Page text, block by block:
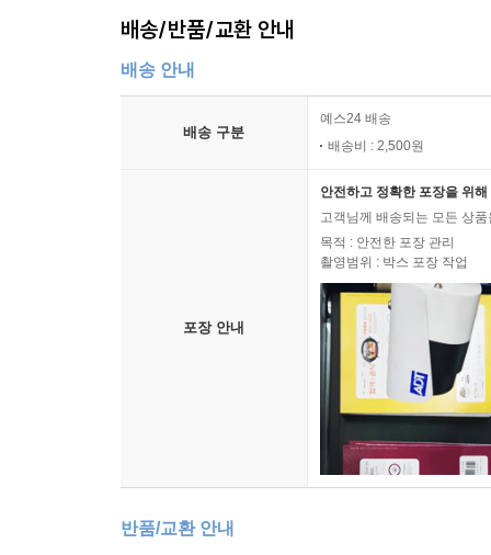
배송/반품/교환 안내
배송 안내
배송 구분
예스24 배송
배송비 : 2,500원
포장 안내
안전하고 정확한 포장을 위
고객님께 배송되는 모든 상
목적 : 안전한 포장 관리
촬영범위 : 박스 포장 작업
반품/교환 안내